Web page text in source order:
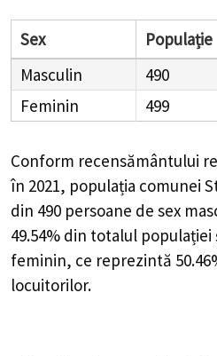
Sex Populație
Masculin
490
Feminin
499
Conform recensământului
în 2021, populația comunei
din 490 persoane de sex
49.54% din totalul populației
feminin, ce reprezintă
locuitorilor.